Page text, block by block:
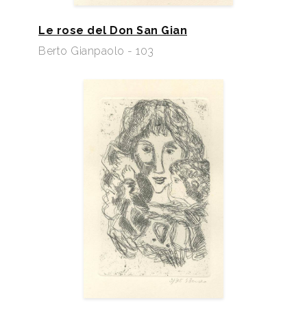
Le rose del Don San Gian
Berto Gianpaolo - 103